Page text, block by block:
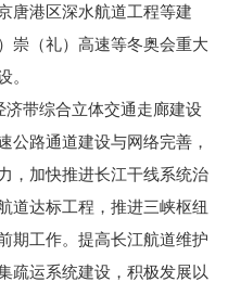
唐港区深水航道工程等建
崇（礼）高速等冬奥会重大
。
济带综合立体交通走廊建设
公路通道建设与网络完善，
，加快推进长江干线系统治
道达标工程，推进三峡枢纽
期工作。提高长江航道维护
疏运系统建设，积极发展以